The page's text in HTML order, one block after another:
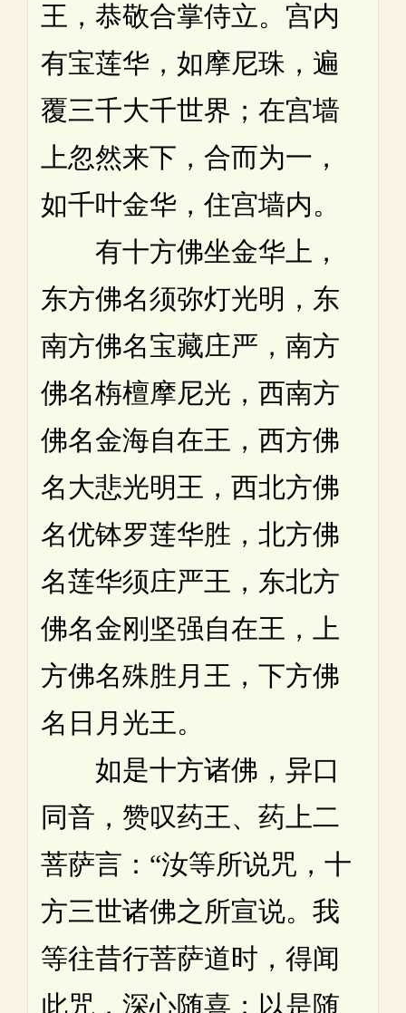
王，恭敬合掌侍立。宫内
有宝莲华，如摩尼珠，遍
覆三千大千世界；在宫墙
上忽然来下，合而为一，
如千叶金华，住宫墙内。
有十方佛坐金华上，
东方佛名须弥灯光明，东
南方佛名宝藏庄严，南方
佛名栴檀摩尼光，西南方
佛名金海自在王，西方佛
名大悲光明王，西北方佛
名优钵罗莲华胜，北方佛
名莲华须庄严王，东北方
佛名金刚坚强自在王，上
方佛名殊胜月王，下方佛
名日月光王。
如是十方诸佛，异口
同音，赞叹药王、药上二
菩萨言：“汝等所说咒，十
方三世诸佛之所宣说。我
等往昔行菩萨道时，得闻
此咒，深心随喜；以是随